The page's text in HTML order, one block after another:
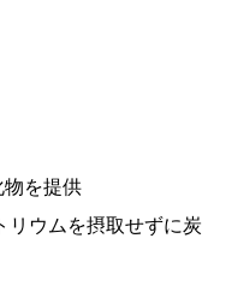
を提供
リウムを摂取せずに炭